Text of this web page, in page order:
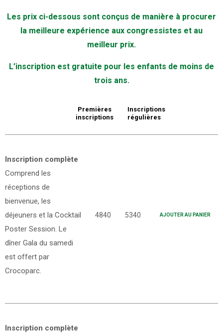
Les prix ci-dessous sont conçus de manière à procurer
la meilleure expérience aux congressistes et au
meilleur prix.
L’inscription est gratuite pour les enfants de moins de
trois ans.
Premières
inscriptions
Inscriptions
régulières
Inscription complète
Comprend les
réceptions de
bienvenue, les
déjeuners et la Cocktail
Poster Session. Le
dîner Gala du samedi
est offert par
Crocoparc.
4840 5340 AJOUTER AU PANIER
Inscription complète